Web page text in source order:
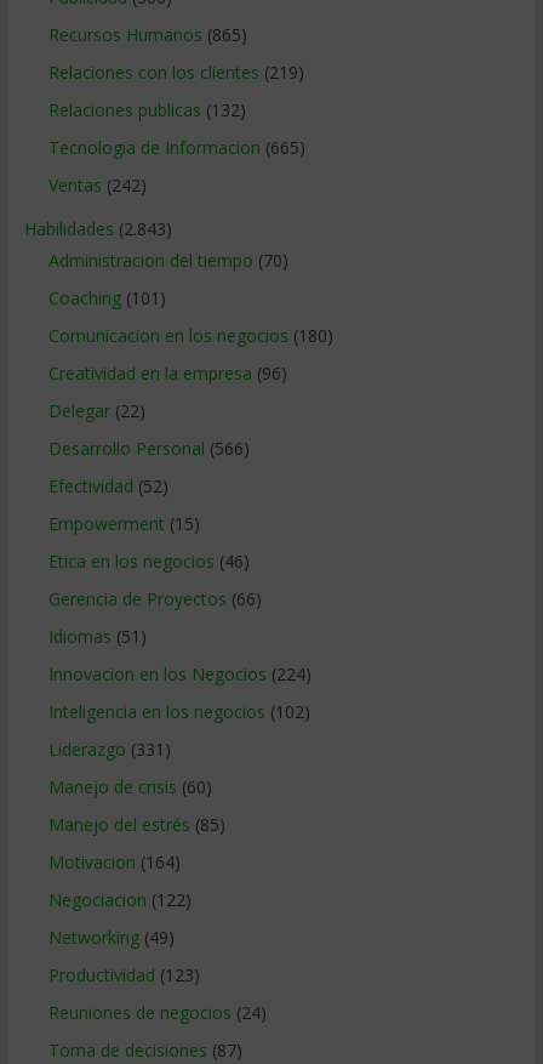
Recursos Humanos (865)
Relaciones con los clientes (219)
Relaciones publicas (132)
Tecnologia de Informacion (665)
Ventas (242)
Habilidades (2.843)
Administracion del tiempo (70)
Coaching(101)
Comunicacion en los negocios (180)
Creatividad en la empresa (96)
Delegar(22)
Desarrollo Personal (566)
Efectividad (52)
Empowerment (15)
Etica en los negocios (46)
Gerencia de Proyectos (66)
Idiomas (51)
Innovacion en los Negocios (224)
Inteligencia en los negocios (102)
Liderazgo (331)
Manejo de crisis (60)
Manejo del estrés (85)
Motivacion (164)
Negociacion (122)
Networking(49)
Productividad (123)
Reuniones de negocios (24)
Toma de decisiones (87)